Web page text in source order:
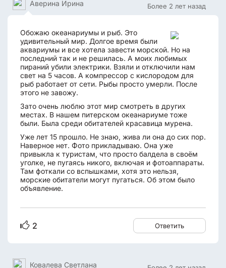
Более 2 лет назад
Аверина Ирина
Обожаю океанариумы и рыб. Это
удивительный мир. Долгое время были
аквариумы и все хотела завести морской. Но на
последний так и не решилась. А моих любимых
пираний убили электрики. Взяли и отключили нам
свет на 5 часов. А компрессор с кислородом для
рыб работает от сети. Рыбы просто умерли. После
этого не завожу.
Зато очень люблю этот мир смотреть в других
местах. В нашем питерском океанариуме тоже
были. Была среди обитателей красавица мурена.
Уже лет 15 прошло. Не знаю, жива ли она до сих пор.
Наверное нет. Фото прикладываю. Она уже
привыкла к туристам, что просто балдела в своём
уголке, не пугаясь никого, включая и фотоаппараты.
Там фоткали со вспышками, хотя это нельзя,
морские обитатели могут пугаться. Об этом было
объявление.
2 Ответить
Ковалева Светлана